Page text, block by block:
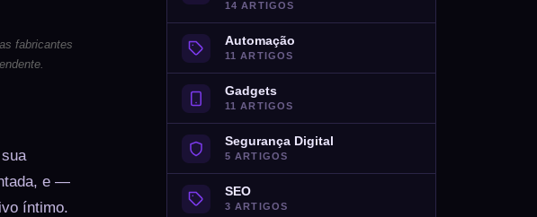
fabricantes
e —
íntimo.
14 ARTIGOS
Automação
11 ARTIGOS
Gadgets
11 ARTIGOS
Segurança Digital
5 ARTIGOS
SEO
3 ARTIGOS